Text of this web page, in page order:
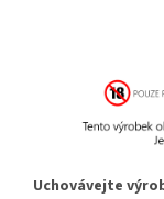
Uchovávejte